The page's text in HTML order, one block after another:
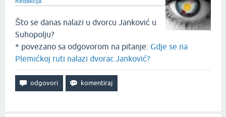
Što se danas nalazi u dvorcu Janković u
Suhopolju?
* povezano sa odgovorom na pitanje: Gdje se na
Plemićkoj ruti nalazi dvorac Janković?